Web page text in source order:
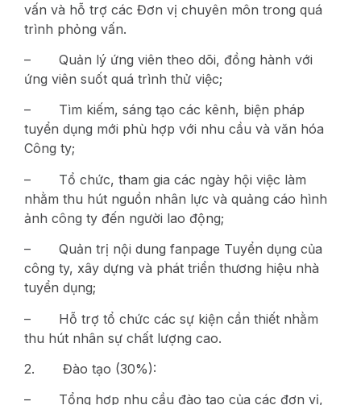
vấn và hỗ trợ các Đơn vị chuyên môn trong quá
trình phỏng vấn.
– Quản lý ứng viên theo dõi, đồng hành với
ứng viên suốt quá trình thử việc;
– Tìm kiếm, sáng tạo các kênh, biện pháp
tuyển dụng mới phù hợp với nhu cầu và văn hóa
Công ty;
– Tổ chức, tham gia các ngày hội việc làm
nhằm thu hút nguồn nhân lực và quảng cáo hình
ảnh công ty đến người lao động;
– Quản trị nội dung fanpage Tuyển dụng của
công ty, xây dựng và phát triển thương hiệu nhà
tuyển dụng;
– Hỗ trợ tổ chức các sự kiện cần thiết nhằm
thu hút nhân sự chất lượng cao.
2. Đào tạo (30%):
– Tổng hợp nhu cầu đào tạo của các đơn vị,